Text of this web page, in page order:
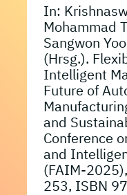
In:
Mohammad
Sangwon
(Hrsg.).
Intelligent
Future of
and
Conference
and
(FAIM-
253, ISBN